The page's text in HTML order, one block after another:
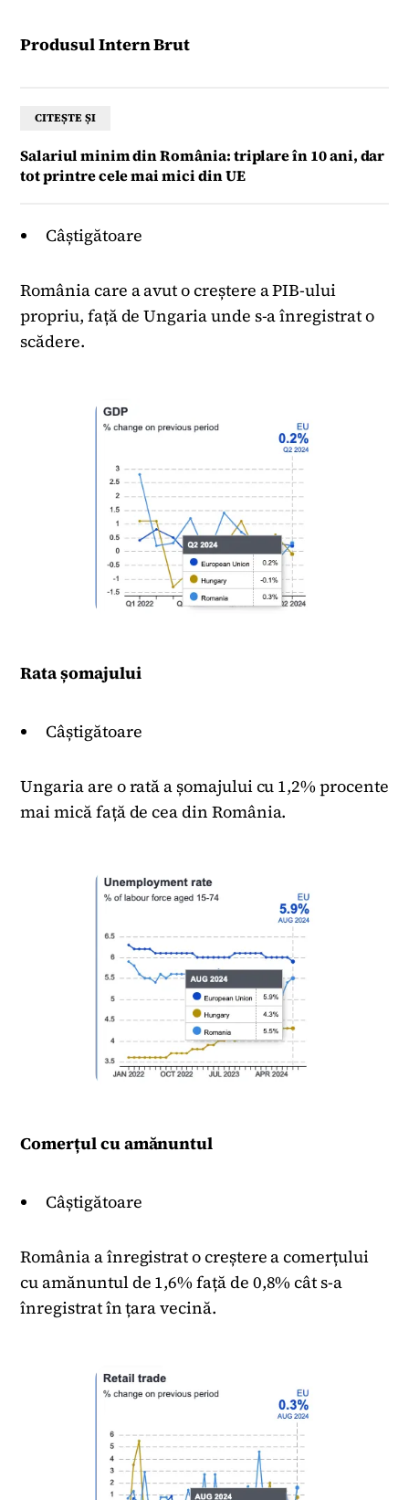
Produsul Intern Brut
CITEȘTE ȘI
Salariul minim din România: triplare în 10 ani, dar
tot printre cele mai mici din UE
Câștigătoare
România care a avut o creștere a PIB-ului
propriu, față de Ungaria unde s-a înregistrat o
scădere.
Rata șomajului
Câștigătoare
Ungaria are o rată a șomajului cu 1,2% procente
mai mică față de cea din România.
Comerțul cu amănuntul
Câștigătoare
România a înregistrat o creștere a comerțului
cu amănuntul de 1,6% față de 0,8% cât s-a
înregistrat în țara vecină.